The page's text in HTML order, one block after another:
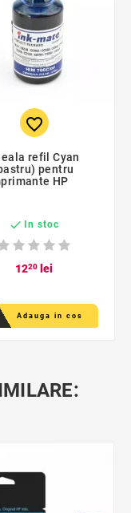
favorite_border
refil Cyan
pentru
HP
 In stoc
1220 lei
Adauga in cos